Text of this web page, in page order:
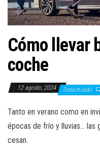
Cómo llevar
coche
12 agosto, 2024 Desactivado
Tanto en verano como en
épocas de frío y lluvias… las
cesan.